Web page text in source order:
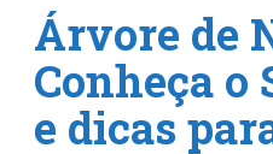
Árvore de
Conheça o
e dicas